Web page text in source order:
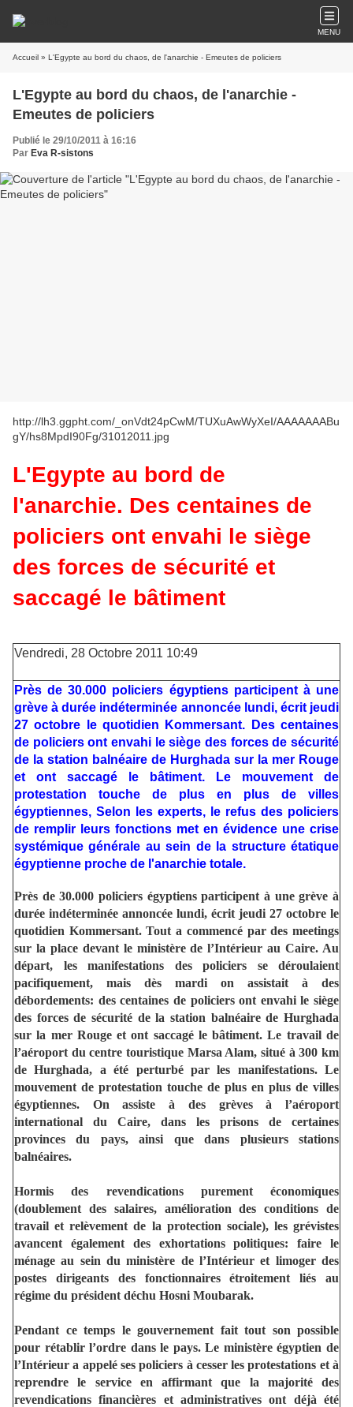
MENU
Accueil » L'Egypte au bord du chaos, de l'anarchie - Emeutes de policiers
L'Egypte au bord du chaos, de l'anarchie -
Emeutes de policiers
Publié le 29/10/2011 à 16:16
Par Eva R-sistons
http://lh3.ggpht.com/_onVdt24pCwM/TUXuAwWyXeI/AAAAAAABu
gY/hs8MpdI90Fg/31012011.jpg
L'Egypte au bord de
l'anarchie. Des centaines de
policiers ont envahi le siège
des forces de sécurité et
saccagé le bâtiment
Vendredi, 28 Octobre 2011 10:49
Près de 30.000 policiers égyptiens participent à une
grève à durée indéterminée annoncée lundi, écrit jeudi
27 octobre le quotidien Kommersant. Des centaines
de policiers ont envahi le siège des forces de sécurité
de la station balnéaire de Hurghada sur la mer Rouge
et ont saccagé le bâtiment. Le mouvement de
protestation touche de plus en plus de villes
égyptiennes, Selon les experts, le refus des policiers
de remplir leurs fonctions met en évidence une crise
systémique générale au sein de la structure étatique
égyptienne proche de l'anarchie totale.
Près de 30.000 policiers égyptiens participent à une grève à
durée indéterminée annoncée lundi, écrit jeudi 27 octobre le
quotidien Kommersant. Tout a commencé par des meetings
sur la place devant le ministère de l’Intérieur au Caire. Au
départ, les manifestations des policiers se déroulaient
pacifiquement, mais dès mardi on assistait à des
débordements: des centaines de policiers ont envahi le siège
des forces de sécurité de la station balnéaire de Hurghada
sur la mer Rouge et ont saccagé le bâtiment. Le travail de
l’aéroport du centre touristique Marsa Alam, situé à 300 km
de Hurghada, a été perturbé par les manifestations. Le
mouvement de protestation touche de plus en plus de villes
égyptiennes. On assiste à des grèves à l’aéroport
international du Caire, dans les prisons de certaines
provinces du pays, ainsi que dans plusieurs stations
balnéaires.
Hormis des revendications purement économiques
(doublement des salaires, amélioration des conditions de
travail et relèvement de la protection sociale), les grévistes
avancent également des exhortations politiques: faire le
ménage au sein du ministère de l’Intérieur et limoger des
postes dirigeants des fonctionnaires étroitement liés au
régime du président déchu Hosni Moubarak.
Pendant ce temps le gouvernement fait tout son possible
pour rétablir l’ordre dans le pays. Le ministère égyptien de
l’Intérieur a appelé ses policiers à cesser les protestations et à
reprendre le service en affirmant que la majorité des
revendications financières et administratives ont déjà été